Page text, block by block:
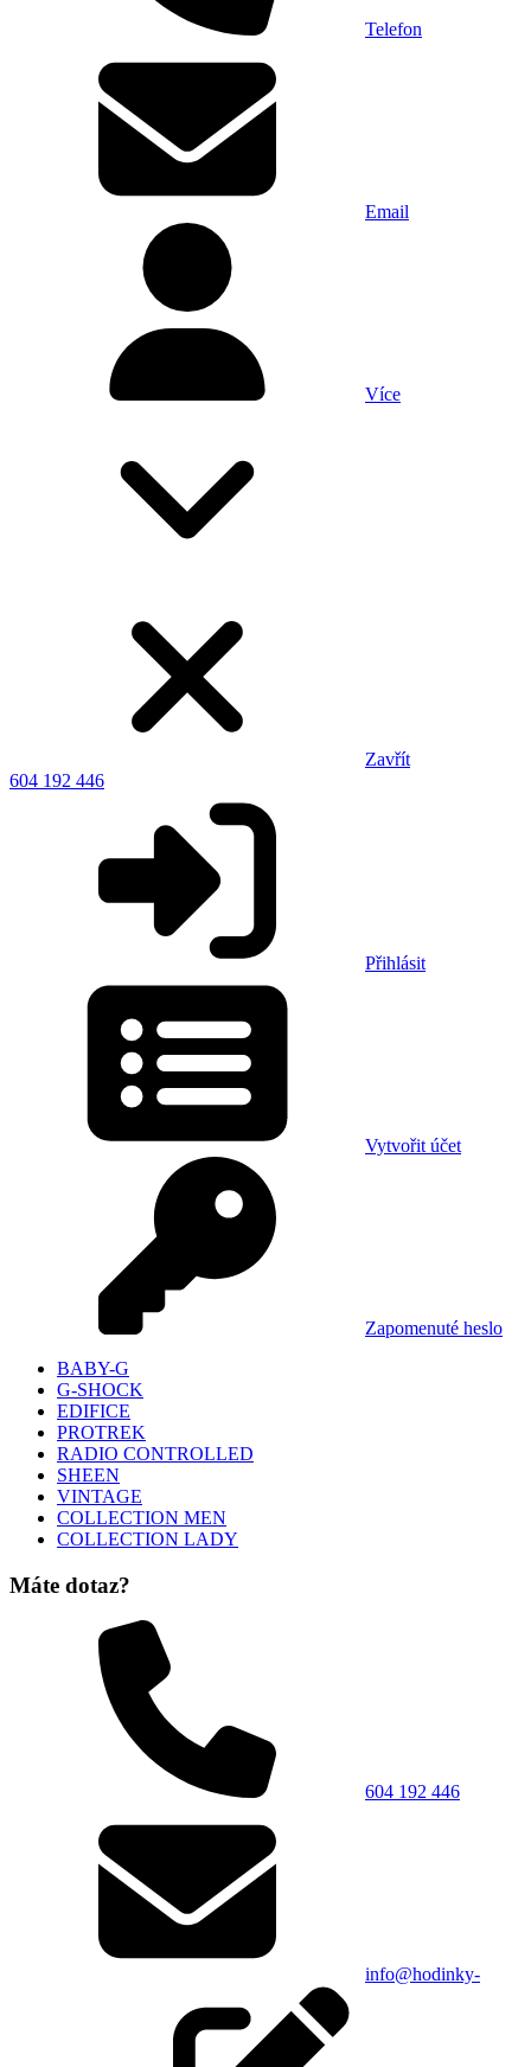
Telefon
Email
Více
Zavřít
604 192 446
Přihlásit
Vytvořit účet
Zapomenuté heslo
BABY-G
G-SHOCK
EDIFICE
PROTREK
RADIO CONTROLLED
SHEEN
VINTAGE
COLLECTION MEN
COLLECTION LADY
Máte dotaz?
604 192 446
info@hodinky-